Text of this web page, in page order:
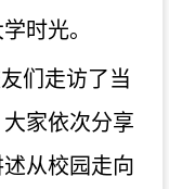
时光。
们走访了当
家依次分享
从校园走向